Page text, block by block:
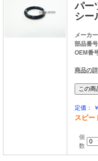
パー
シー
メーカー
部品番
OEM番
商品の
定価：
スピー
個
数